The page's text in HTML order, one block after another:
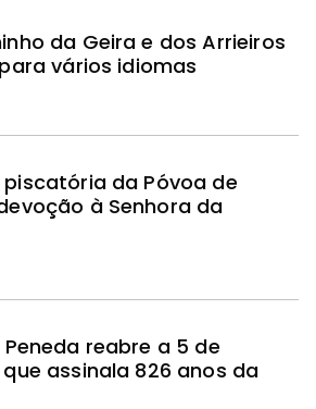
da Geira e dos Arrieiros
vários idiomas
da Póvoa de
à Senhora da
reabre a 5 de
assinala 826 anos da